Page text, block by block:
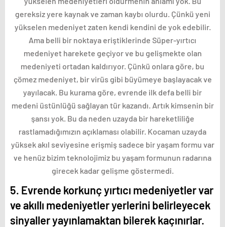
gereksiz yere kaynak ve zaman kaybı olurdu. Çünkü yeni
yükselen medeniyet zaten kendi kendini de yok edebilir.
Ama belli bir noktaya eriştiklerinde Süper-yırtıcı
medeniyet harekete geçiyor ve bu gelişmekte olan
medeniyeti ortadan kaldırıyor. Çünkü onlara göre, bu
çömez medeniyet, bir virüs gibi büyümeye başlayacak ve
yayılacak. Bu kurama göre, evrende ilk defa belli bir
medeni üstünlüğü sağlayan tür kazandı. Artık kimsenin bir
şansı yok. Bu da neden uzayda bir hareketliliğe
rastlamadığımızın açıklaması olabilir. Kocaman uzayda
yüksek akıl seviyesine erişmiş sadece bir yaşam formu var
ve henüz bizim teknolojimiz bu yaşam formunun radarına
girecek kadar gelişme göstermedi.
5. Evrende korkunç yırtıcı medeniyetler var
ve akıllı medeniyetler yerlerini belirleyecek
sinyaller yayınlamaktan bilerek kaçınırlar.